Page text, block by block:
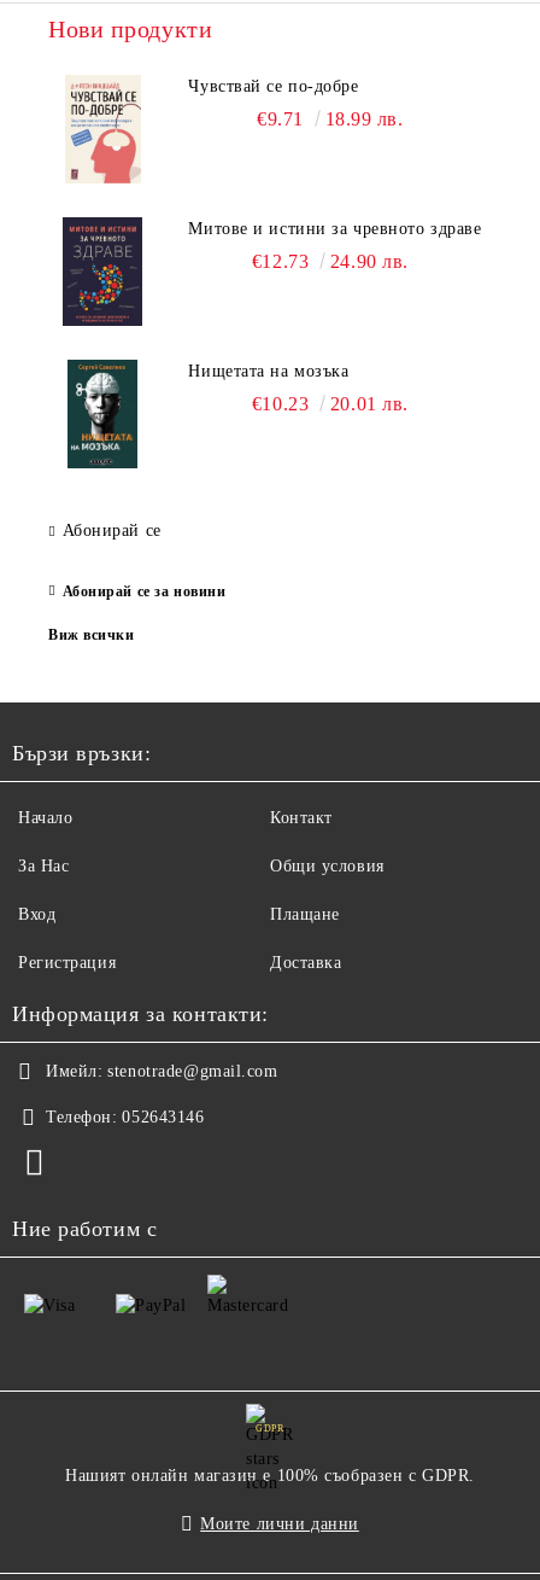
Нови продукти
Чувствай се по-добре
€9.71 18.99 лв.
Митове и истини за чревното здраве
€12.73 24.90 лв.
Нищетата на мозъка
€10.23 20.01 лв.
Абонирай се
Абонирай се за новини
Виж всички
Бързи връзки:
Начало
За Нас
Вход
Регистрация
Контакт
Общи условия
Плащане
Доставка
Информация за контакти:
Имейл: stenotrade@gmail.com
Телефон: 052643146
Ние работим с
GDPR
Нашият онлайн магазин е 100% съобразен с GDPR.
Моите лични данни